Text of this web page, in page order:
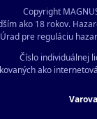
Copyright
ako 18 rokov.
pre reguláciu
Číslo individuálnej
ako